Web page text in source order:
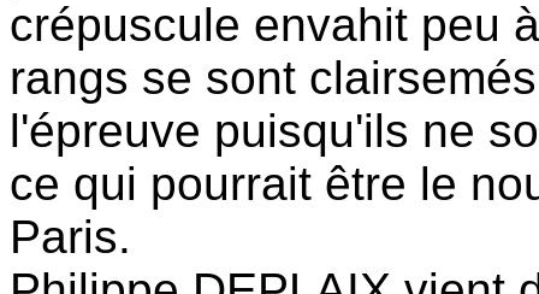
crépuscule envahit peu
rangs se sont
l'épreuve puisqu'ils ne
ce qui pourrait être le
Paris.